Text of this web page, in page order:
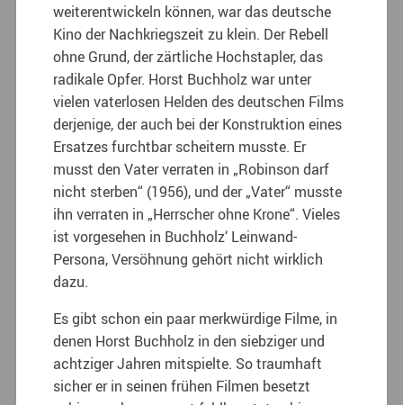
weiterentwickeln können, war das deutsche
Kino der Nachkriegszeit zu klein. Der Rebell
ohne Grund, der zärtliche Hochstapler, das
radikale Opfer. Horst Buchholz war unter
vielen vaterlosen Helden des deutschen Films
derjenige, der auch bei der Konstruktion eines
Ersatzes furchtbar scheitern musste. Er
musst den Vater verraten in „Robinson darf
nicht sterben“ (1956), und der „Vater“ musste
ihn verraten in „Herrscher ohne Krone“. Vieles
ist vorgesehen in Buchholz‘ Leinwand-
Persona, Versöhnung gehört nicht wirklich
dazu.
Es gibt schon ein paar merkwürdige Filme, in
denen Horst Buchholz in den siebziger und
achtziger Jahren mitspielte. So traumhaft
sicher er in seinen frühen Filmen besetzt